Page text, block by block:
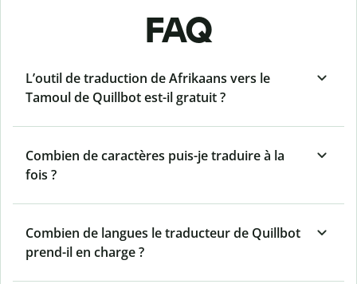
FAQ
L’outil de traduction de Afrikaans vers le
Tamoul de Quillbot est-il gratuit ?
Combien de caractères puis-je traduire à la
fois ?
Combien de langues le traducteur de Quillbot
prend-il en charge ?